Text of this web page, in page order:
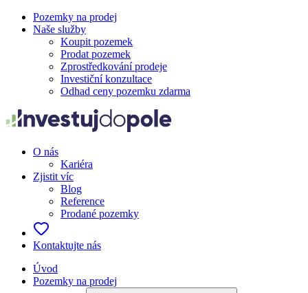
Pozemky na prodej
Naše služby
Koupit pozemek
Prodat pozemek
Zprostředkování prodeje
Investiční konzultace
Odhad ceny pozemku zdarma
O nás
Kariéra
Zjistit víc
Blog
Reference
Prodané pozemky
Kontaktujte nás
Úvod
Pozemky na prodej